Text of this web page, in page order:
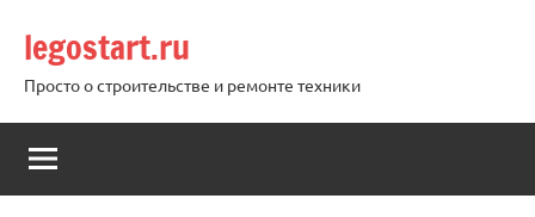
содержимому
legostart.ru
Просто о строительстве и ремонте техники